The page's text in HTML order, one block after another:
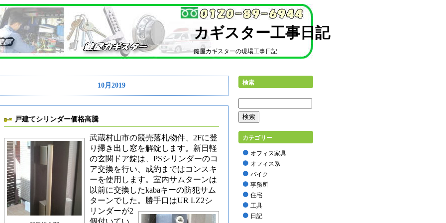
カギスター工事日記
鍵屋カギスターの現場工事日記
10月2019
戸建てシリンダー価格高騰
武蔵村山市の競売落札物件、2Fに登
り掃き出し窓を解錠します。新日軽
の玄関ドア錠は、PSシリンダーのコ
ア交換を行い、成約まではコンスキ
ーを使用します。室内サムターンは
以前に交換したkabaキーの防犯サム
ターンでした。 勝手口はUR LZ2シ
リンダーが2
個付いてい
検索
カテゴリー
オフィス家具
オフィス系
バイク
事務所
住宅
工具
日記